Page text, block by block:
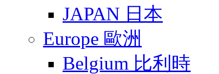
JAPAN 日本
Europe 歐洲
Belgium 比利時